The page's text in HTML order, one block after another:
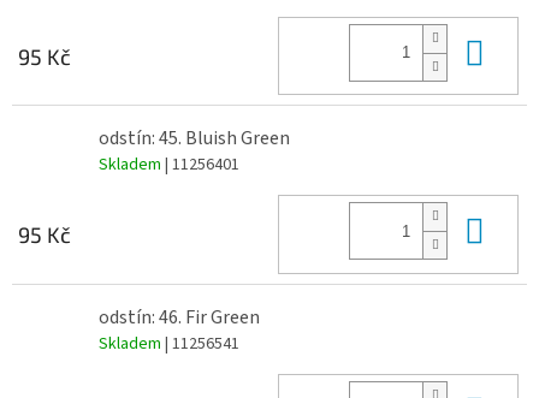
95 Kč
odstín: 45. Bluish Green
Skladem | 11256401
95 Kč
odstín: 46. Fir Green
Skladem | 11256541